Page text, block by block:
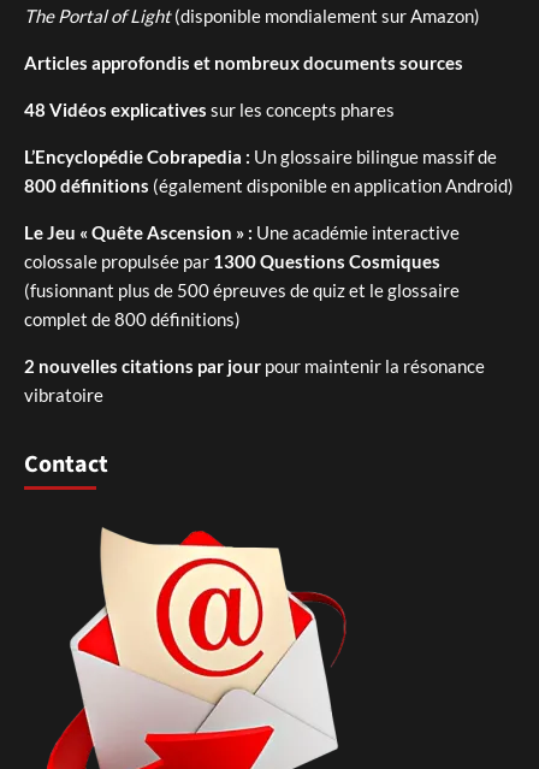
The Portal of Light(disponible mondialement sur Amazon)
Articles approfondis et nombreux documents sources
48 Vidéos explicatives sur les concepts phares
L’Encyclopédie Cobrapedia : Un glossaire bilingue massif de
800 définitions (également disponible en application Android)
Le Jeu « Quête Ascension » : Une académie interactive
colossale propulsée par 1300 Questions Cosmiques
(fusionnant plus de 500 épreuves de quiz et le glossaire
complet de 800 définitions)
2 nouvelles citations par jour pour maintenir la résonance
vibratoire
Contact